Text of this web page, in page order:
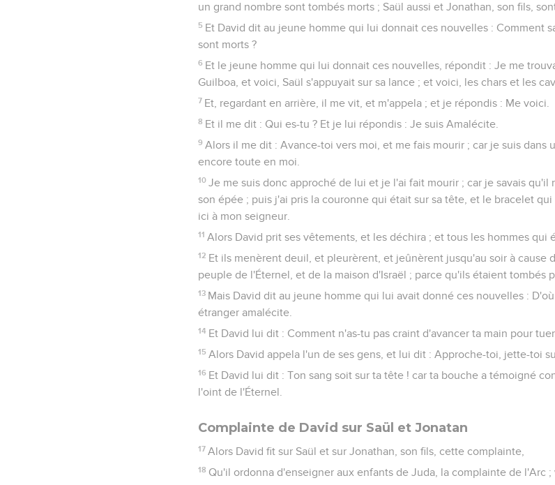
un grand nombre sont tombés morts ; Saül aussi et Jonathan, son fils,
5 Et David dit au jeune homme qui lui donnait ces nouvelles : Comment
sont morts ?
6 Et le jeune homme qui lui donnait ces nouvelles, répondit : Je me
Guilboa, et voici, Saül s'appuyait sur sa lance ; et voici, les chars et les
7 Et, regardant en arrière, il me vit, et m'appela ; et je répondis : Me voici.
8 Et il me dit : Qui es-tu ? Et je lui répondis : Je suis Amalécite.
9 Alors il me dit : Avance-toi vers moi, et me fais mourir ; car je suis dans
encore toute en moi.
10 Je me suis donc approché de lui et je l'ai fait mourir ; car je savais qu'il
son épée ; puis j'ai pris la couronne qui était sur sa tête, et le bracelet
ici à mon seigneur.
11 Alors David prit ses vêtements, et les déchira ; et tous les hommes qui
12 Et ils menèrent deuil, et pleurèrent, et jeûnèrent jusqu'au soir à cause
peuple de l'Éternel, et de la maison d'Israël ; parce qu'ils étaient tombés
13 Mais David dit au jeune homme qui lui avait donné ces nouvelles :
étranger amalécite.
14 Et David lui dit : Comment n'as-tu pas craint d'avancer ta main pour
15 Alors David appela l'un de ses gens, et lui dit : Approche-toi, jette-toi
16 Et David lui dit : Ton sang soit sur ta tête ! car ta bouche a témoigné
l'oint de l'Éternel.
Complainte de David sur Saül et Jonatan
17 Alors David fit sur Saül et sur Jonathan, son fils, cette complainte,
18 Qu'il ordonna d'enseigner aux enfants de Juda, la complainte de l'Arc